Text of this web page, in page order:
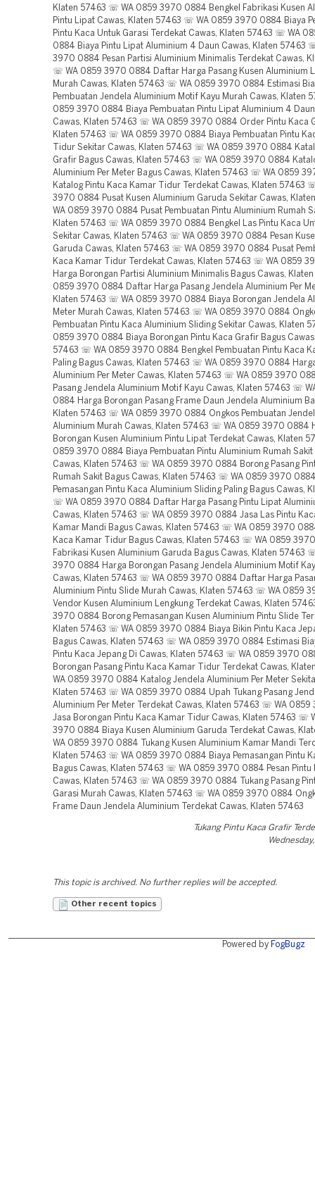
Klaten 57463 ☏ WA 0859 3970 0884 Bengkel Fabrikasi Kusen
Pintu Lipat Cawas, Klaten 57463 ☏ WA 0859 3970 0884 Biaya
Pintu Kaca Untuk Garasi Terdekat Cawas, Klaten 57463 ☏ WA
0884 Biaya Pintu Lipat Aluminium 4 Daun Cawas, Klaten 57463
3970 0884 Pesan Partisi Aluminium Minimalis Terdekat Cawas,
☏ WA 0859 3970 0884 Daftar Harga Pasang Kusen Aluminium
Murah Cawas, Klaten 57463 ☏ WA 0859 3970 0884 Estimasi
Pembuatan Jendela Aluminium Motif Kayu Murah Cawas, Klaten
0859 3970 0884 Biaya Pembuatan Pintu Lipat Aluminium 4
Cawas, Klaten 57463 ☏ WA 0859 3970 0884 Order Pintu Kaca
Klaten 57463 ☏ WA 0859 3970 0884 Biaya Pembuatan Pintu
Tidur Sekitar Cawas, Klaten 57463 ☏ WA 0859 3970 0884
Grafir Bagus Cawas, Klaten 57463 ☏ WA 0859 3970 0884
Aluminium Per Meter Bagus Cawas, Klaten 57463 ☏ WA 0859
Katalog Pintu Kaca Kamar Tidur Terdekat Cawas, Klaten 57463
3970 0884 Pusat Kusen Aluminium Garuda Sekitar Cawas,
WA 0859 3970 0884 Pusat Pembuatan Pintu Aluminium Rumah
Klaten 57463 ☏ WA 0859 3970 0884 Bengkel Las Pintu Kaca
Sekitar Cawas, Klaten 57463 ☏ WA 0859 3970 0884 Pesan
Garuda Cawas, Klaten 57463 ☏ WA 0859 3970 0884 Pusat
Kaca Kamar Tidur Terdekat Cawas, Klaten 57463 ☏ WA 0859
Harga Borongan Partisi Aluminium Minimalis Bagus Cawas,
0859 3970 0884 Daftar Harga Pasang Jendela Aluminium Per
Klaten 57463 ☏ WA 0859 3970 0884 Biaya Borongan Jendela
Meter Murah Cawas, Klaten 57463 ☏ WA 0859 3970 0884
Pembuatan Pintu Kaca Aluminium Sliding Sekitar Cawas, Klaten
0859 3970 0884 Biaya Borongan Pintu Kaca Grafir Bagus
57463 ☏ WA 0859 3970 0884 Bengkel Pembuatan Pintu Kaca
Paling Bagus Cawas, Klaten 57463 ☏ WA 0859 3970 0884
Aluminium Per Meter Cawas, Klaten 57463 ☏ WA 0859 3970
Pasang Jendela Aluminium Motif Kayu Cawas, Klaten 57463 ☏
0884 Harga Borongan Pasang Frame Daun Jendela Aluminium
Klaten 57463 ☏ WA 0859 3970 0884 Ongkos Pembuatan
Aluminium Murah Cawas, Klaten 57463 ☏ WA 0859 3970 0884
Borongan Kusen Aluminium Pintu Lipat Terdekat Cawas, Klaten
0859 3970 0884 Biaya Pembuatan Pintu Aluminium Rumah Sakit
Cawas, Klaten 57463 ☏ WA 0859 3970 0884 Borong Pasang
Rumah Sakit Bagus Cawas, Klaten 57463 ☏ WA 0859 3970
Pemasangan Pintu Kaca Aluminium Sliding Paling Bagus Cawas,
☏ WA 0859 3970 0884 Daftar Harga Pasang Pintu Lipat
Cawas, Klaten 57463 ☏ WA 0859 3970 0884 Jasa Las Pintu
Kamar Mandi Bagus Cawas, Klaten 57463 ☏ WA 0859 3970
Kaca Kamar Tidur Bagus Cawas, Klaten 57463 ☏ WA 0859
Fabrikasi Kusen Aluminium Garuda Bagus Cawas, Klaten 57463
3970 0884 Harga Borongan Pasang Jendela Aluminium Motif
Cawas, Klaten 57463 ☏ WA 0859 3970 0884 Daftar Harga
Aluminium Pintu Slide Murah Cawas, Klaten 57463 ☏ WA 0859
Vendor Kusen Aluminium Lengkung Terdekat Cawas, Klaten
3970 0884 Borong Pemasangan Kusen Aluminium Pintu Slide
Klaten 57463 ☏ WA 0859 3970 0884 Biaya Bikin Pintu Kaca
Bagus Cawas, Klaten 57463 ☏ WA 0859 3970 0884 Estimasi
Pintu Kaca Jepang Di Cawas, Klaten 57463 ☏ WA 0859 3970
Borongan Pasang Pintu Kaca Kamar Tidur Terdekat Cawas,
WA 0859 3970 0884 Katalog Jendela Aluminium Per Meter
Klaten 57463 ☏ WA 0859 3970 0884 Upah Tukang Pasang
Aluminium Per Meter Terdekat Cawas, Klaten 57463 ☏ WA
Jasa Borongan Pintu Kaca Kamar Tidur Cawas, Klaten 57463 ☏
3970 0884 Biaya Kusen Aluminium Garuda Terdekat Cawas,
WA 0859 3970 0884 Tukang Kusen Aluminium Kamar Mandi
Klaten 57463 ☏ WA 0859 3970 0884 Biaya Pemasangan Pintu
Bagus Cawas, Klaten 57463 ☏ WA 0859 3970 0884 Pesan Pintu
Cawas, Klaten 57463 ☏ WA 0859 3970 0884 Tukang Pasang
Garasi Murah Cawas, Klaten 57463 ☏ WA 0859 3970 0884
Frame Daun Jendela Aluminium Terdekat Cawas, Klaten 57463
Tukang Pintu Kaca Grafir
This topic is archived. No further replies will be accepted.
Other recent topics
Powered by FogBugz